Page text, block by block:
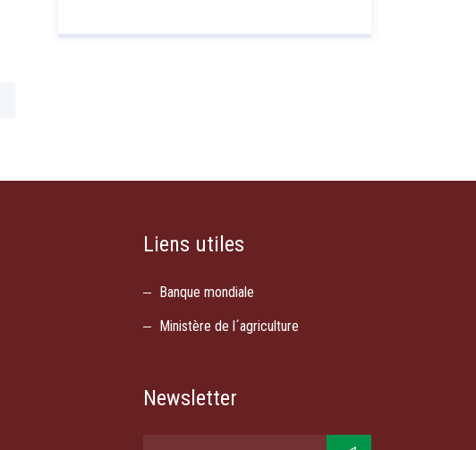
Liens utiles
Banque mondiale
Ministère de l´agriculture
Newsletter